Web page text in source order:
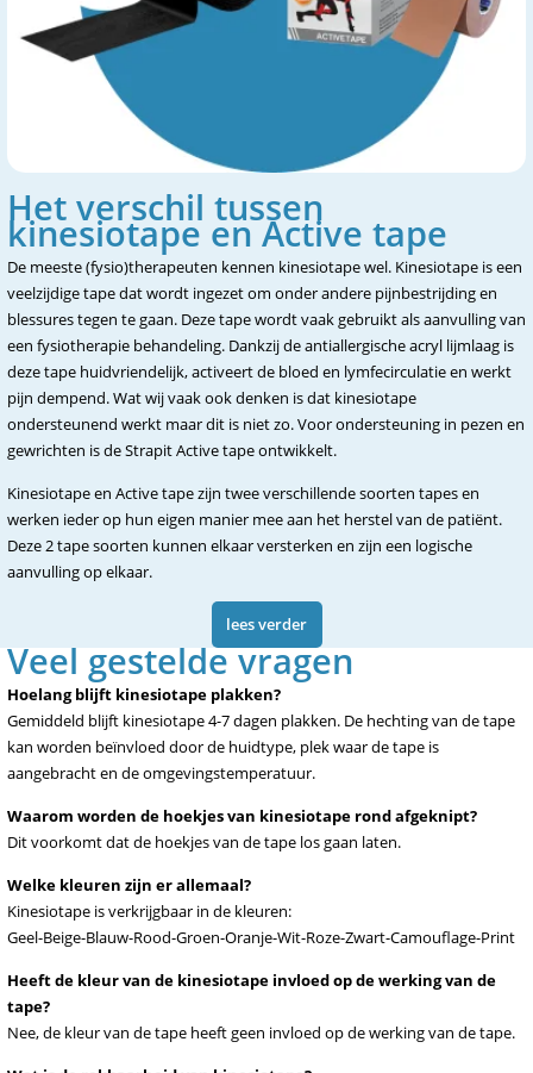
Het verschil tussen
kinesiotape en Active tape
De meeste (fysio)therapeuten kennen kinesiotape wel. Kinesiotape is een
veelzijdige tape dat wordt ingezet om onder andere pijnbestrijding en
blessures tegen te gaan. Deze tape wordt vaak gebruikt als aanvulling van
een fysiotherapie behandeling. Dankzij de antiallergische acryl lijmlaag is
deze tape huidvriendelijk, activeert de bloed en lymfecirculatie en werkt
pijn dempend. Wat wij vaak ook denken is dat kinesiotape
ondersteunend werkt maar dit is niet zo. Voor ondersteuning in pezen en
gewrichten is de Strapit Active tape ontwikkelt.
Kinesiotape en Active tape zijn twee verschillende soorten tapes en
werken ieder op hun eigen manier mee aan het herstel van de patiënt.
Deze 2 tape soorten kunnen elkaar versterken en zijn een logische
aanvulling op elkaar.
lees verder
Veel gestelde vragen
Hoelang blijft kinesiotape plakken?
Gemiddeld blijft kinesiotape 4-7 dagen plakken. De hechting van de tape
kan worden beïnvloed door de huidtype, plek waar de tape is
aangebracht en de omgevingstemperatuur.
Waarom worden de hoekjes van kinesiotape rond afgeknipt?
Dit voorkomt dat de hoekjes van de tape los gaan laten.
Welke kleuren zijn er allemaal?
Kinesiotape is verkrijgbaar in de kleuren:
Geel-Beige-Blauw-Rood-Groen-Oranje-Wit-Roze-Zwart-Camouflage-Print
Heeft de kleur van de kinesiotape invloed op de werking van de
tape?
Nee, de kleur van de tape heeft geen invloed op de werking van de tape.